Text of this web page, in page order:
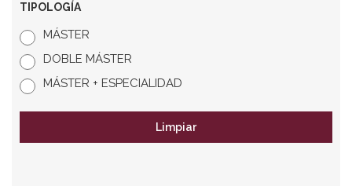
TIPOLOGÍA
MÁSTER
DOBLE MÁSTER
MÁSTER + ESPECIALIDAD
Limpiar